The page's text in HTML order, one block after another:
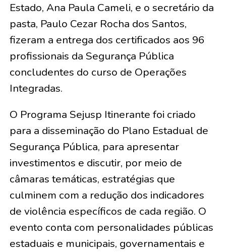
Estado, Ana Paula Cameli, e o secretário da
pasta, Paulo Cezar Rocha dos Santos,
fizeram a entrega dos certificados aos 96
profissionais da Segurança Pública
concludentes do curso de Operações
Integradas.
O Programa Sejusp Itinerante foi criado
para a disseminação do Plano Estadual de
Segurança Pública, para apresentar
investimentos e discutir, por meio de
câmaras temáticas, estratégias que
culminem com a redução dos indicadores
de violência específicos de cada região. O
evento conta com personalidades públicas
estaduais e municipais, governamentais e